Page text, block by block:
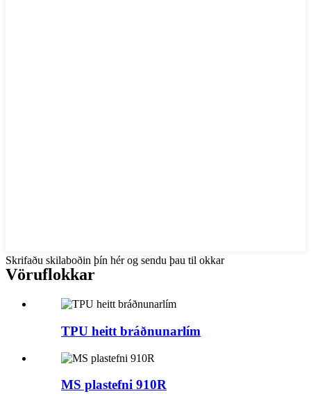
Skrifaðu skilaboðin þín hér og sendu þau til okkar
Vöruflokkar
TPU heitt bráðnunarlím
MS plastefni 910R